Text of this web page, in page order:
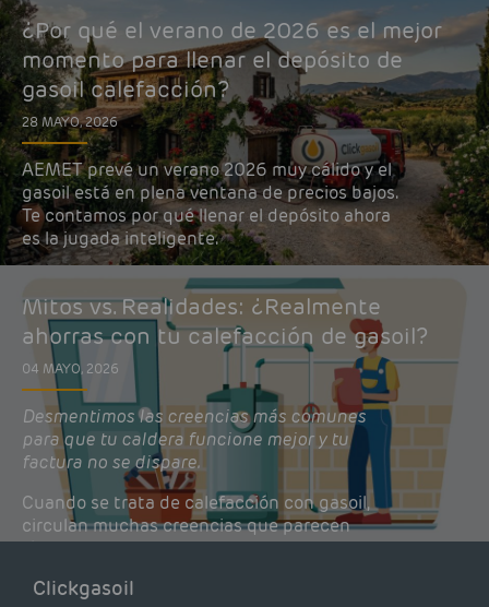
¿Por qué el verano de 2026 es el mejor
momento para llenar el depósito de
gasoil calefacción?
28 MAYO, 2026
AEMET prevé un verano 2026 muy cálido y el
gasoil está en plena ventana de precios bajos.
Te contamos por qué llenar el depósito ahora
es la jugada inteligente.
Mitos vs. Realidades: ¿Realmente
ahorras con tu calefacción de gasoil?
04 MAYO, 2026
Desmentimos las creencias más comunes
para que tu caldera funcione mejor y tu
factura no se dispare.
Cuando se trata de calefacción con gasoil,
circulan muchas creencias que parecen
lógicas pero que, en realidad, pueden estar
de tu caldera. Pocas se contrastan con lo que
Clickgasoil